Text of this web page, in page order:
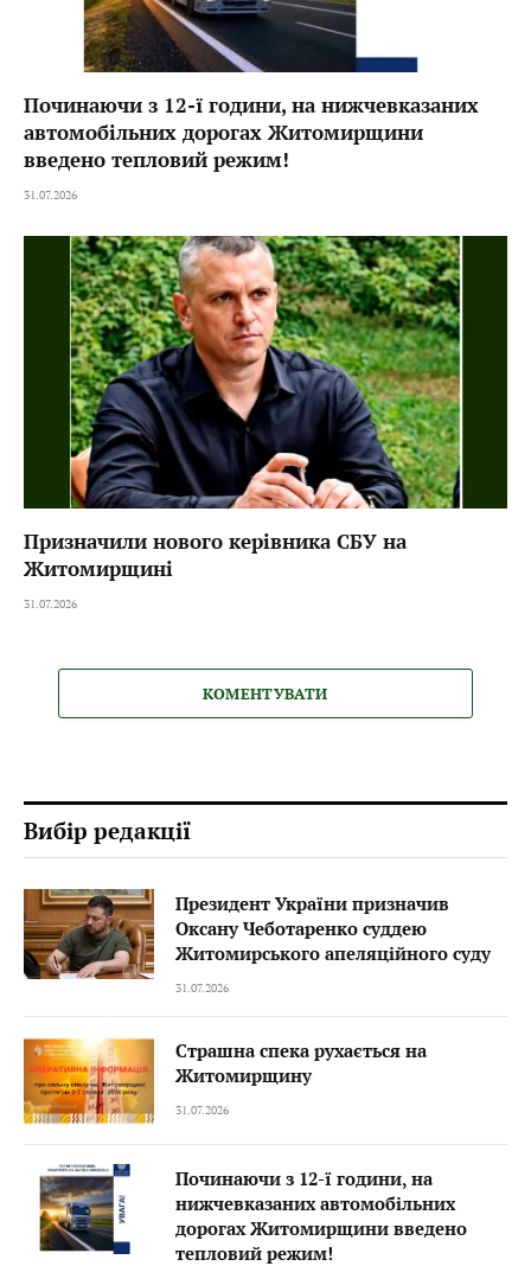
Починаючи з 12-ї години, на нижчевказаних
автомобільних дорогах Житомирщини
введено тепловий режим!
31.07.2026
Призначили нового керівника СБУ на
Житомирщині
31.07.2026
КОМЕНТУВАТИ
Вибір редакції
Президент України призначив
Оксану Чеботаренко суддею
Житомирського апеляційного суду
31.07.2026
Страшна спека рухається на
Житомирщину
31.07.2026
Починаючи з 12-ї години, на
нижчевказаних автомобільних
дорогах Житомирщини введено
тепловий режим!